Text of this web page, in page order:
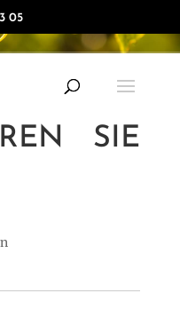
05
SIE